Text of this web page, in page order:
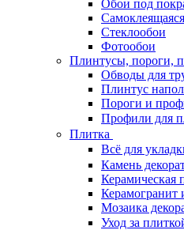
Обои под
Стеклообои
Фотообои
Плинтусы, пороги,
Обводы для
Плинтус
Пороги и
Профили для
Плитка
Всё для
Камень
Керамическая
Керамогранит
Мозаика
Уход за